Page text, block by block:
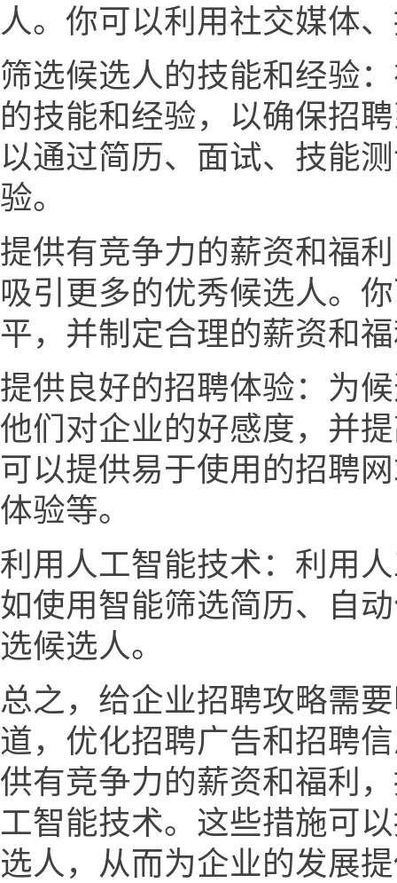
人。你可以利用社交媒体
筛选候选人的技能和经验
的技能和经验，以确保招
以通过简历、面试、技能
验。
提供有竞争力的薪资和福
吸引更多的优秀候选人。
平，并制定合理的薪资和
提供良好的招聘体验：为
他们对企业的好感度，并
可以提供易于使用的招聘
体验等。
利用人工智能技术：利用
如使用智能筛选简历、自
选候选人。
总之，给企业招聘攻略需
道，优化招聘广告和招聘
供有竞争力的薪资和福利
工智能技术。这些措施可
选人，从而为企业的发展